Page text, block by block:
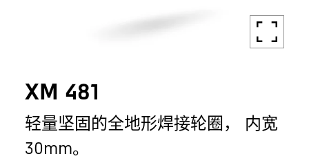
XM 481
轻量坚固的全地形焊接轮圈， 内宽
30mm。